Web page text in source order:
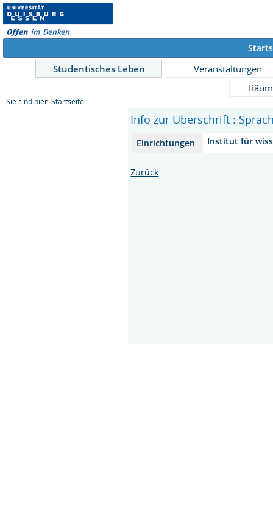
S
Studentisches Leben
Veranstaltungen
Sie sind hier: Startseite
Info zur Überschrift :
Einrichtungen Institut für
Zurück